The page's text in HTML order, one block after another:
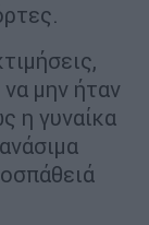
μην ήταν
η γυναίκα